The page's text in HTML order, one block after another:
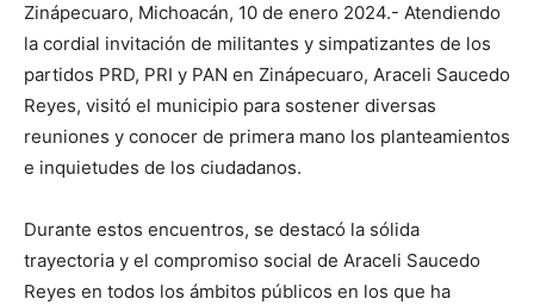
Zinápecuaro, Michoacán, 10 de enero 2024.- Atendiendo
la cordial invitación de militantes y simpatizantes de los
partidos PRD, PRI y PAN en Zinápecuaro, Araceli Saucedo
Reyes, visitó el municipio para sostener diversas
reuniones y conocer de primera mano los planteamientos
e inquietudes de los ciudadanos.
Durante estos encuentros, se destacó la sólida
trayectoria y el compromiso social de Araceli Saucedo
Reyes en todos los ámbitos públicos en los que ha